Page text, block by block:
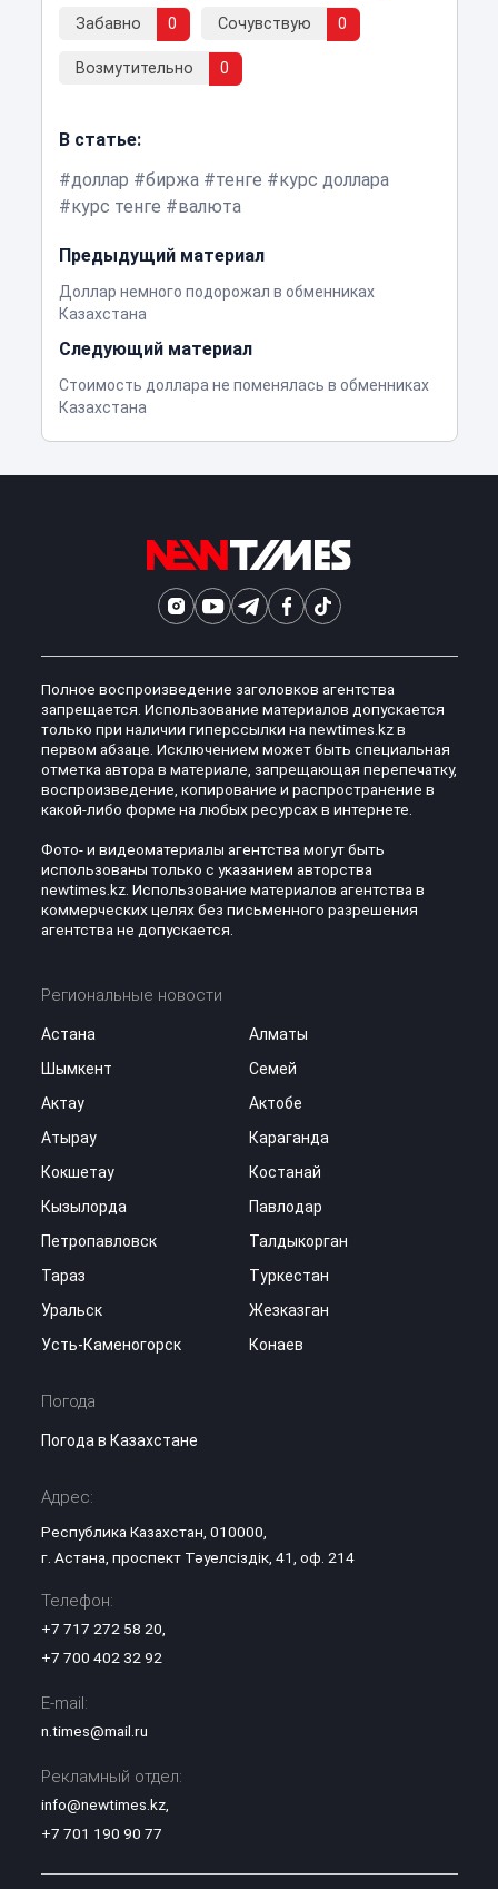
Забавно 0 Сочувствую 0
Возмутительно 0
В статье:
доллар
биржа тенге
курс доллара
курс тенге
валюта
Предыдущий материал
Доллар немного подорожал в обменниках
Казахстана
Следующий материал
Стоимость доллара не поменялась в обменниках
Казахстана
Полное воспроизведение заголовков агентства
запрещается. Использование материалов допускается
только при наличии гиперссылки на newtimes.kz в
первом абзаце. Исключением может быть специальная
отметка автора в материале, запрещающая перепечатку,
воспроизведение, копирование и распространение в
какой-либо форме на любых ресурсах в интернете.
Фото- и видеоматериалы агентства могут быть
использованы только с указанием авторства
newtimes.kz. Использование материалов агентства в
коммерческих целях без письменного разрешения
агентства не допускается.
Региональные новости
Астана
Алматы
Шымкент
Семей
Актау
Актобе
Атырау
Караганда
Кокшетау
Костанай
Кызылорда
Павлодар
Петропавловск
Талдыкорган
Тараз
Туркестан
Уральск
Жезказган
Усть-Каменогорск
Конаев
Погода
Погода в Казахстане
Адрес:
Республика Казахстан, 010000,
г. Астана, проспект Тәуелсіздік, 41, оф. 214
Телефон:
+7 717 272 58 20
+7 700 402 32 92
E-mail:
n.times@mail.ru
Рекламный отдел:
info@newtimes.kz,
+7 701 190 90 77